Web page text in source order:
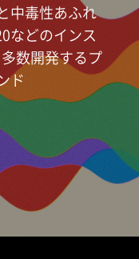
中毒性あふれ
などのインス
数開発するプ
ド